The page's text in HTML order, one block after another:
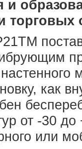
и
как
от -30
или